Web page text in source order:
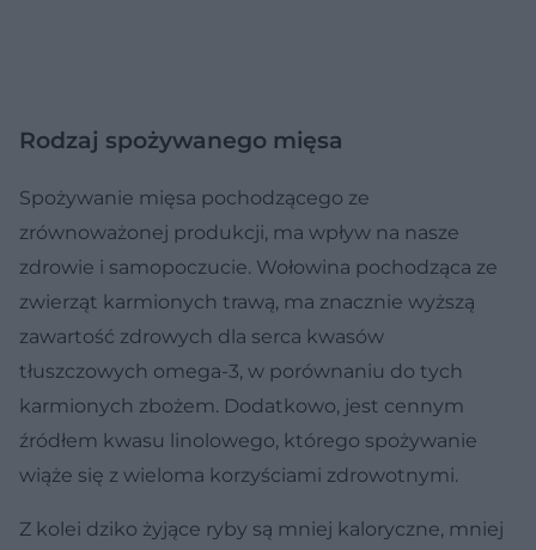
Rodzaj spożywanego mięsa
Spożywanie mięsa pochodzącego ze
zrównoważonej produkcji, ma wpływ na nasze
zdrowie i samopoczucie. Wołowina pochodząca ze
zwierząt karmionych trawą, ma znacznie wyższą
zawartość zdrowych dla serca kwasów
tłuszczowych omega-3, w porównaniu do tych
karmionych zbożem. Dodatkowo, jest cennym
źródłem kwasu linolowego, którego spożywanie
wiąże się z wieloma korzyściami zdrowotnymi.
Z kolei dziko żyjące ryby są mniej kaloryczne, mniej